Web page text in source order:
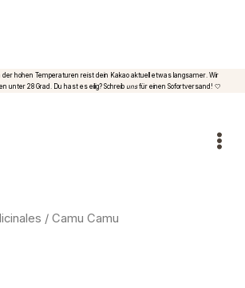
der hohen Temperaturen reist dein Kakao aktuell etwas langsamer. Wir
unter 28 Grad. Du hast es eilig? Schreib unsfür einen Sofortversand! 🤍
/ Camu Camu